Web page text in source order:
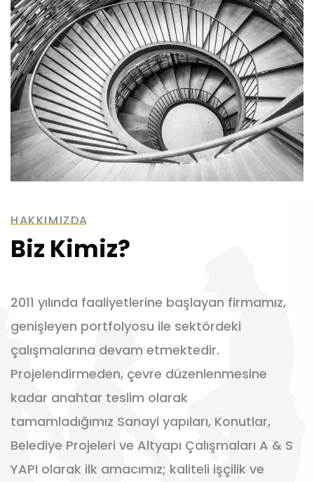
HAKKIMIZDA
Biz Kimiz?
2011 yılında faaliyetlerine başlayan firmamız,
genişleyen portfolyosu ile sektördeki
çalışmalarına devam etmektedir.
Projelendirmeden, çevre düzenlenmesine
kadar anahtar teslim olarak
tamamladığımız Sanayi yapıları, Konutlar,
Belediye Projeleri ve Altyapı Çalışmaları A & S
YAPI olarak ilk amacımız; kaliteli işçilik ve